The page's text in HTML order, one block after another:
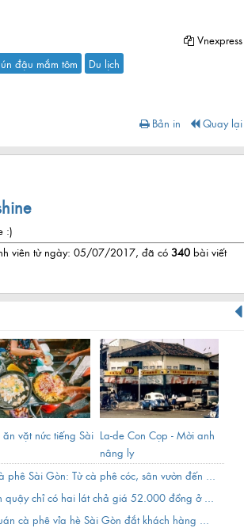
Vnexpress
đậu mắm tôm Du lịch
Bản in Quay lại
:)
viên từ ngày: 05/07/2017, đã có 340 bài viết
vặt nức tiếng Sài La-de Con Cọp - Mời anh
nâng ly
phê Sài Gòn: Từ cà phê cóc, sân vườn đến ...
quậy chỉ có hai lát chả giá 52.000 đồng ở ...
cà phê vỉa hè Sài Gòn đắt khách hàng ...